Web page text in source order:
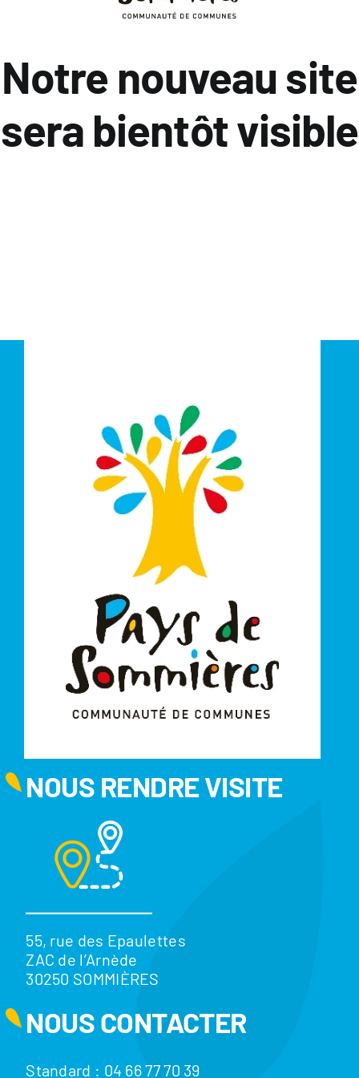
Notre nouveau site
sera bientôt visible
NOUS RENDRE VISITE
55, rue des Epaulettes
ZAC de l’Arnède
30250 SOMMIÈRES
NOUS CONTACTER
Standard : 04 66 77 70 39